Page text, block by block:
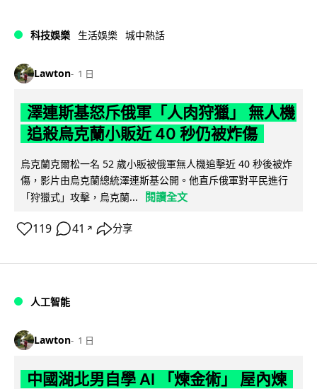
科技娛樂 生活娛樂 城中熱話
Lawton 1 日
澤連斯基怒斥俄軍「人肉狩獵」 無人機
追殺烏克蘭小販近 40 秒仍被炸傷
烏克蘭克爾松一名 52 歲小販被俄軍無人機追擊近 40 秒後被炸
傷，影片由烏克蘭總統澤連斯基公開。他直斥俄軍對平民進行
「狩獵式」攻擊，烏克蘭...
閱讀全文
119 41 ↗ 分享
人工智能
Lawton 1 日
中國湖北男自學 AI 「煉金術」 屋內煉